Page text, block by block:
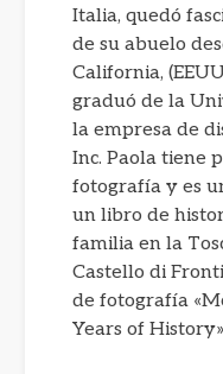
Italia, quedó
de su abuelo
California,
graduó de la
la empresa de
Inc. Paola tiene
fotografía y es
un libro de
familia en la
Castello di
de fotografía
Years of